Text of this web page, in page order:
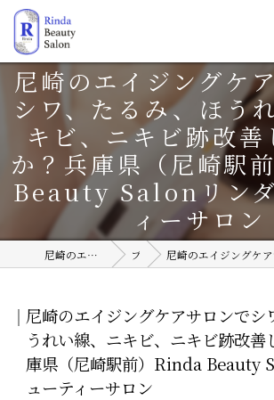
尼崎のエイジングケ
シワ、たるみ、ほう
キビ、ニキビ跡改善
か？兵庫県（尼崎駅
Beauty Salonリン
ィーサロン
尼崎のエステサロンならRinda Beauty Salon ブログ 尼崎のエイジングケアサロンでシワ、たるみ、ほうれい線、ニキビ、ニキビ跡改善
尼崎のエイジングケアサロンでシ
うれい線、ニキビ、ニキビ跡改善
庫県（尼崎駅前）Rinda Beauty
ューティーサロン